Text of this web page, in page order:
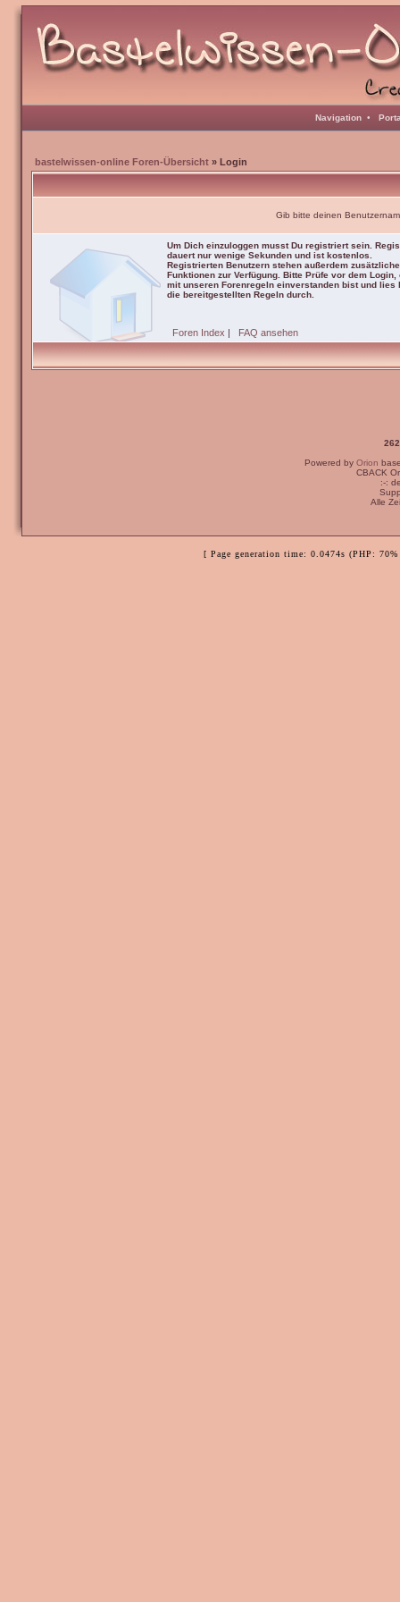
Navigation •
bastelwissen-online Foren-Übersicht » Login
Gib bitte deinen
Um Dich einzuloggen musst Du registriert sein.
dauert nur wenige Sekunden und ist kostenlos.
Registrierten Benutzern stehen außerdem zusätzliche
Funktionen zur Verfügung. Bitte Prüfe vor dem Login,
mit unseren Forenregeln einverstanden bist und lies
die bereitgestellten Regeln durch.
Foren Index | FAQ ansehen
Powered by Orion
CBACK
:-:
Alle
[ Page generation time: 0.0474s (PHP: